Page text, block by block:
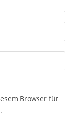
Browser für